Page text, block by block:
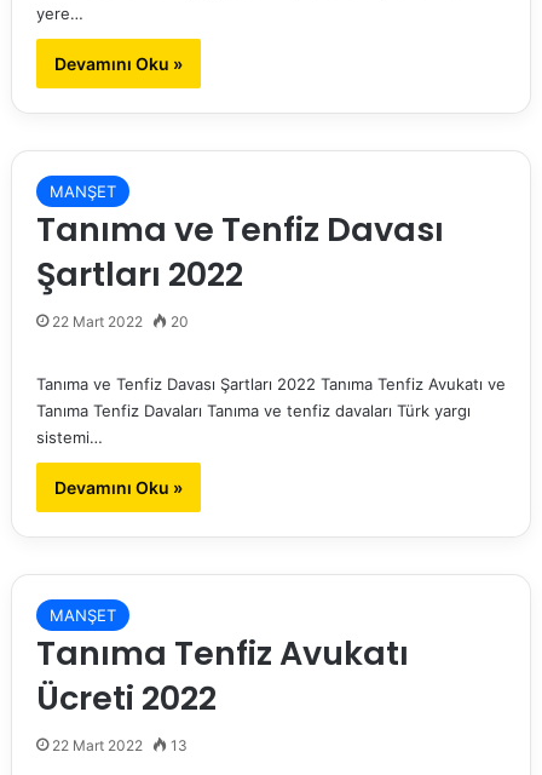
yere…
Devamını Oku »
MANŞET
Tanıma ve Tenfiz Davası
Şartları 2022
22 Mart 2022 20
Tanıma ve Tenfiz Davası Şartları 2022 Tanıma Tenfiz Avukatı ve
Tanıma Tenfiz Davaları Tanıma ve tenfiz davaları Türk yargı
sistemi…
Devamını Oku »
MANŞET
Tanıma Tenfiz Avukatı
Ücreti 2022
22 Mart 2022 13